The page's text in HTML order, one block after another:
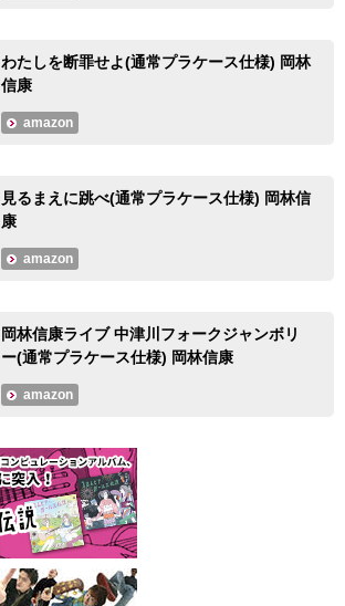
わたしを断罪せよ(通常プラケース仕様) 岡林
信康
amazon
見るまえに跳べ(通常プラケース仕様) 岡林信
康
amazon
岡林信康ライブ 中津川フォークジャンボリ
ー(通常プラケース仕様) 岡林信康
amazon